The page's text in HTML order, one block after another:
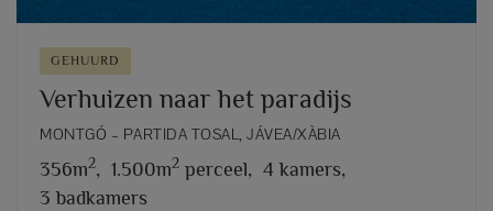
GEHUURD
Verhuizen naar het paradijs
MONTGÓ – PARTIDA TOSAL, JÁVEA/XÀBIA
356m2, 1.500m2 perceel, 4 kamers,
3 badkamers